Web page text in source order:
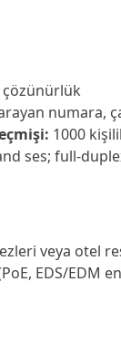
çözünürlük
numara,
1000
ses; full-
veya otel
EDS/